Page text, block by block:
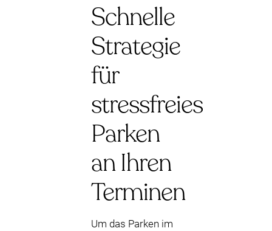
Schnelle
Strategie
für
stressfreies
Parken
an Ihren
Terminen
Um das Parken im